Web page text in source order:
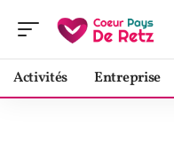
Activités Entreprise